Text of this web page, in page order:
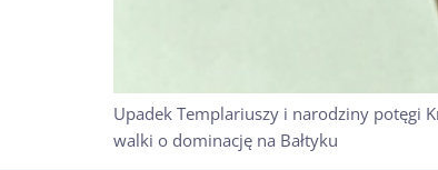
Upadek Templariuszy i narodziny potęgi
walki o dominację na Bałtyku